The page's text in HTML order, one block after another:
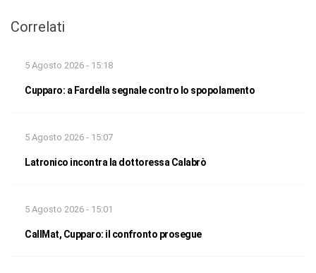
Correlati
5 Agosto 2026 - 15:18
Cupparo: a Fardella segnale contro lo spopolamento
5 Agosto 2026 - 15:07
Latronico incontra la dottoressa Calabrò
5 Agosto 2026 - 15:01
CallMat, Cupparo: il confronto prosegue